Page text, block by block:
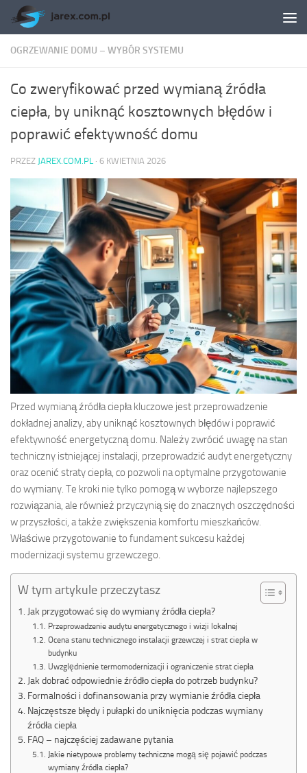
Skip to content
OGRZEWANIE DOMU – WYBÓR SYSTEMU
Co zweryfikować przed wymianą źródła
ciepła, by uniknąć kosztownych błędów i
poprawić efektywność domu
PRZEZ JAREX.COM.PL · 6 KWIETNIA 2026
Przed wymianą źródła ciepła kluczowe jest przeprowadzenie
dokładnej analizy, aby uniknąć kosztownych błędów i poprawić
efektywność energetyczną domu. Należy zwrócić uwagę na stan
techniczny istniejącej instalacji, przeprowadzić audyt energetyczny
oraz ocenić straty ciepła, co pozwoli na optymalne przygotowanie
do wymiany. Te kroki nie tylko pomogą w wyborze najlepszego
rozwiązania, ale również przyczynią się do znacznych oszczędności
w przyszłości, a także zwiększenia komfortu mieszkańców.
Właściwe przygotowanie to fundament sukcesu każdej
modernizacji systemu grzewczego.
W tym artykule przeczytasz
Jak przygotować się do wymiany źródła ciepła?
Przeprowadzenie audytu energetycznego i wizji lokalnej
Ocena stanu technicznego instalacji grzewczej i strat ciepła w
budynku
Uwzględnienie termomodernizacji i ograniczenie strat ciepła
Jak dobrać odpowiednie źródło ciepła do potrzeb budynku?
Formalności i dofinansowania przy wymianie źródła ciepła
Najczęstsze błędy i pułapki do uniknięcia podczas wymiany
źródła ciepła
FAQ – najczęściej zadawane pytania
Jakie nietypowe problemy techniczne mogą się pojawić podczas
wymiany źródła ciepła?